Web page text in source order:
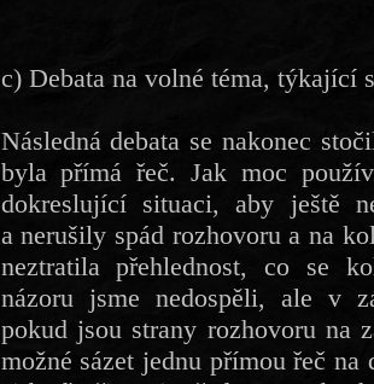
c) Debata na volné téma, týkající
Následná debata se nakonec
byla přímá řeč. Jak moc
dokreslující situaci, aby ještě
a nerušily spád rozhovoru a na
neztratila přehlednost, co se
názoru jsme nedospěli, ale v
pokud jsou strany rozhovoru na
možné sázet jednu přímou řeč na